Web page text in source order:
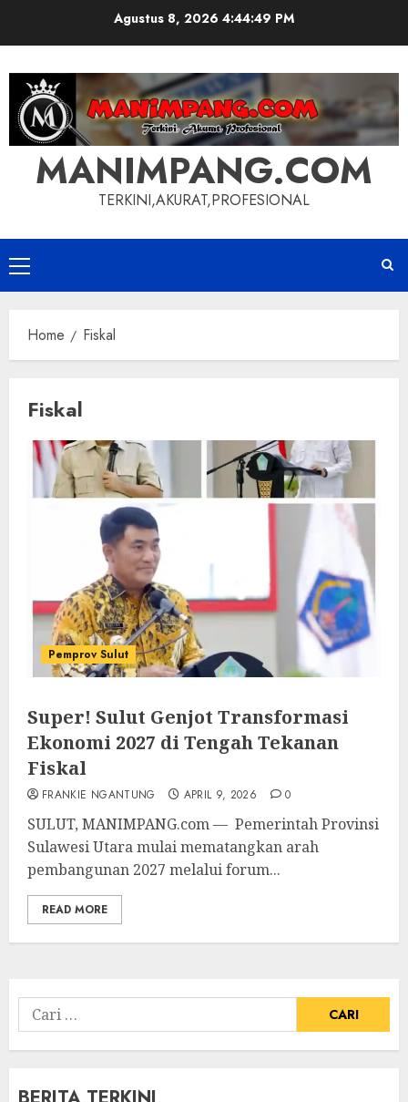
Agustus 8, 2026 4:44:49 PM
MANIMPANG.COM
TERKINI,AKURAT,PROFESIONAL
Primary
Menu
Home Fiskal
Fiskal
Pemprov Sulut
Super! Sulut Genjot Transformasi
Ekonomi 2027 di Tengah Tekanan
Fiskal
FRANKIE NGANTUNG APRIL 9, 2026 0
SULUT, MANIMPANG.com — Pemerintah Provinsi
Sulawesi Utara mulai mematangkan arah
pembangunan 2027 melalui forum...
READ MORE
Cari
untuk: